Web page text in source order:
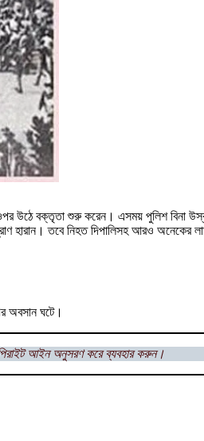
ওপর উঠে বক্তৃতা শুরু করেন। এসময় পুলিশ বিনা
হারান। তবে নিহত দিপালিসহ আরও অনেকের
অবসান ঘটে।
আইন অনুসরণ করে ব্যবহার করুন।